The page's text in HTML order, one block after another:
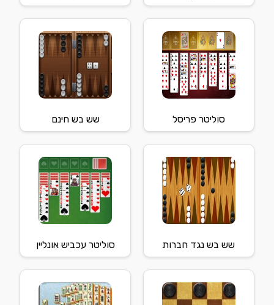
סוליטר פריסל שש בש חינם
שש בש נגד חברות סוליטר עכביש אונליין